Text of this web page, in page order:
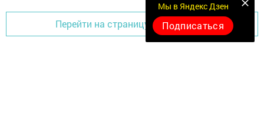
Перейти на страницу новости
Мы в Яндекс Дзен
Подписаться